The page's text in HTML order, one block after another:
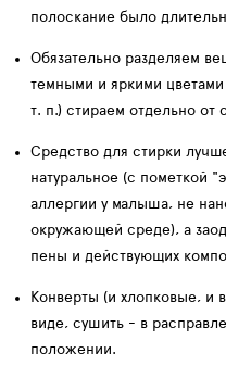
полоскание было
Обязательно разделяем
темными и яркими
т. п.) стираем отдельно от
Средство для стирки
натуральное (с пометкой
аллергии у малыша, не
окружающей среде), а
пены и действующих
Конверты (и хлопковые, и
виде, сушить - в
положении.⁣⁣